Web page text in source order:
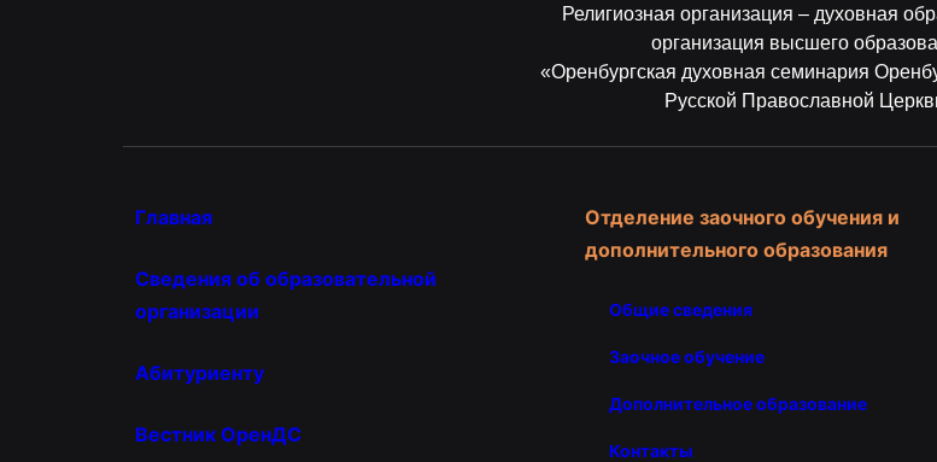
Религиозная организация – духовная
организация высшего
«Оренбургская духовная семинария
Русской Православной
Главная
Сведения об образовательной
организации
Абитуриенту
Вестник ОренДС
Отделение заочного обучения и
дополнительного образования
Общие сведения
Заочное обучение
Дополнительное образование
Контакты